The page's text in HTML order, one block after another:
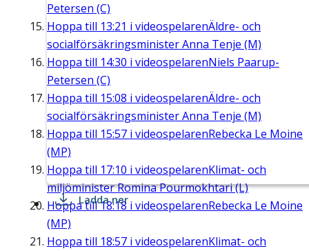
Petersen (C)
Hoppa till 13:21 i videospelarenÄldre- och
socialförsäkringsminister Anna Tenje (M)
Hoppa till 14:30 i videospelarenNiels Paarup-
Petersen (C)
Hoppa till 15:08 i videospelarenÄldre- och
socialförsäkringsminister Anna Tenje (M)
Hoppa till 15:57 i videospelarenRebecka Le Moine
(MP)
Hoppa till 17:10 i videospelarenKlimat- och
miljöminister Romina Pourmokhtari (L)
Hoppa till18:18 i videospelarenRebecka Le Moine
(MP)
Hoppa till 18:57 i videospelarenKlimat- och
Ladda ner